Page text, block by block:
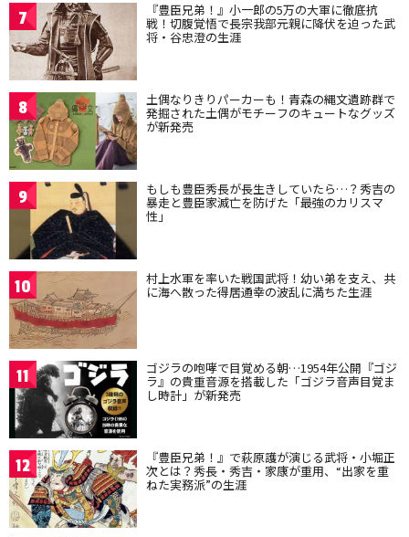
7 『豊臣兄弟！』小一郎の5万の大軍に徹底抗
戦！切腹覚悟で長宗我部元親に降伏を迫った武
将・谷忠澄の生涯
8 土偶なりきりパーカーも！青森の縄文遺跡群で
発掘された土偶がモチーフのキュートなグッズ
が新発売
9 もしも豊臣秀長が長生きしていたら…？秀吉の
暴走と豊臣家滅亡を防げた「最強のカリスマ
性」
10 村上水軍を率いた戦国武将！幼い弟を支え、共
に海へ散った得居通幸の波乱に満ちた生涯
11 ゴジラの咆哮で目覚める朝…1954年公開『ゴジ
ラ』の貴重音源を搭載した「ゴジラ音声目覚ま
し時計」が新発売
12 『豊臣兄弟！』で萩原護が演じる武将・小堀正
次とは？秀長・秀吉・家康が重用、“出家を重
ねた実務派”の生涯